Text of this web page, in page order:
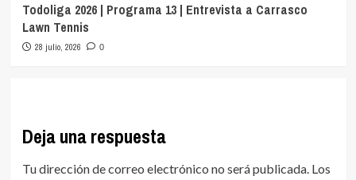
Todoliga 2026 | Programa 13 | Entrevista a Carrasco
Lawn Tennis
28 julio, 2026 0
Deja una respuesta
Tu dirección de correo electrónico no será publicada. Los